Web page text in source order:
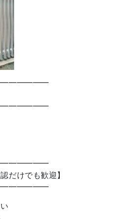
だけでも歓迎】